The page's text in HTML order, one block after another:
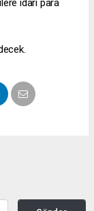
idari para